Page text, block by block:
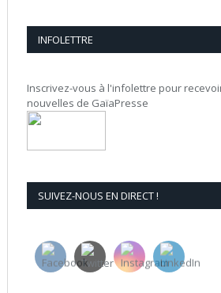
INFOLETTRE
Inscrivez-vous à l'infolettre pour
nouvelles de GaïaPresse
SUIVEZ-NOUS EN DIRECT !